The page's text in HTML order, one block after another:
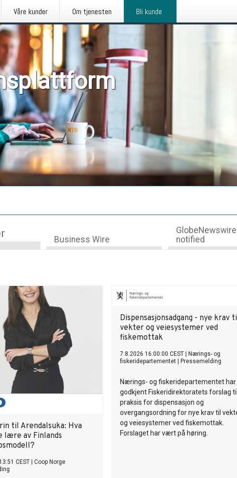
Våre kunder Om tjenesten Bli kunde
Business Wire
notified
til Arendalsuka: Hva
lære av Finlands
CEST
Coop Norge
Dispensasjonsadgang - nye krav
vekter og veiesystemer ved
fiskemottak
7.8.2026 16:00:00 CEST
Nærings- og
fiskeridepartementet
Pressemelding
Nærings- og fiskeridepartementet har
godkjent Fiskeridirektoratets forslag til
praksis for dispensasjon og
overgangsordning for nye krav til
og veiesystemer ved fiskemottak.
Forslaget har vært på høring.